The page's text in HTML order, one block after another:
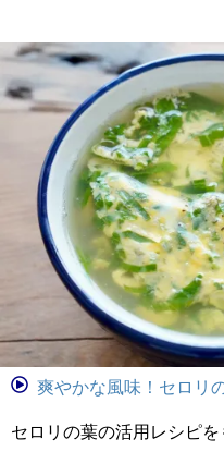
爽やかな風味！セロリ
セロリの葉の活用レシピを